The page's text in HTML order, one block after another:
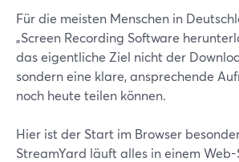
Für die meisten Menschen in
„Screen Recording Software
das eigentliche Ziel nicht der
sondern eine klare, ansprechende
noch heute teilen können.
Hier ist der Start im Browser
StreamYard läuft alles in einem Web-